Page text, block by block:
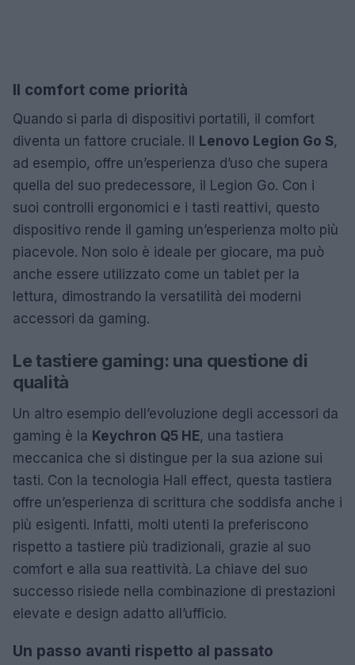
Il comfort come priorità
Quando si parla di dispositivi portatili, il comfort
diventa un fattore cruciale. Il Lenovo Legion Go S,
ad esempio, offre un’esperienza d’uso che supera
quella del suo predecessore, il Legion Go. Con i
suoi controlli ergonomici e i tasti reattivi, questo
dispositivo rende il gaming un’esperienza molto più
piacevole. Non solo è ideale per giocare, ma può
anche essere utilizzato come un tablet per la
lettura, dimostrando la versatilità dei moderni
accessori da gaming.
Le tastiere gaming: una questione di
qualità
Un altro esempio dell’evoluzione degli accessori da
gaming è la Keychron Q5 HE, una tastiera
meccanica che si distingue per la sua azione sui
tasti. Con la tecnologia Hall effect, questa tastiera
offre un’esperienza di scrittura che soddisfa anche i
più esigenti. Infatti, molti utenti la preferiscono
rispetto a tastiere più tradizionali, grazie al suo
comfort e alla sua reattività. La chiave del suo
successo risiede nella combinazione di prestazioni
elevate e design adatto all’ufficio.
Un passo avanti rispetto al passato